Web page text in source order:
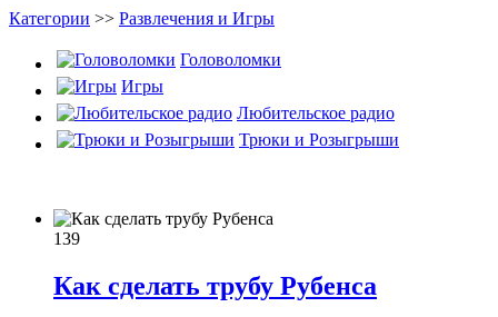
Категории >> Развлечения и Игры
Головоломки
Игры
Любительское радио
Трюки и Розыгрыши
139
Как сделать трубу Рубенса